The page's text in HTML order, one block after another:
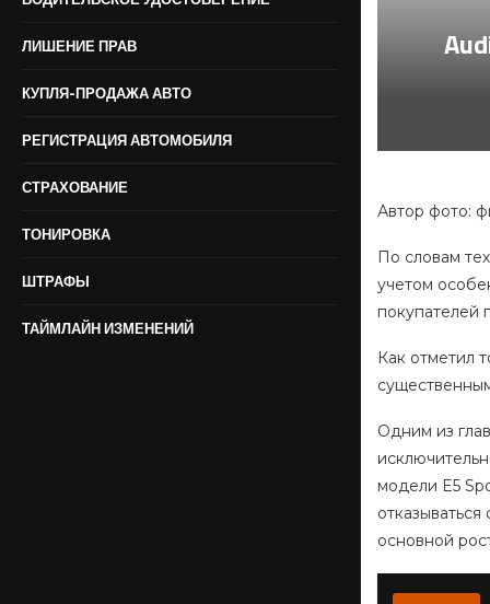
ЛИШЕНИЕ ПРАВ
КУПЛЯ-ПРОДАЖА АВТО
РЕГИСТРАЦИЯ АВТОМОБИЛЯ
СТРАХОВАНИЕ
ТОНИРОВКА
ШТРАФЫ
ТАЙМЛАЙН ИЗМЕНЕНИЙ
Автор фото:
По словам
учетом
покупателей
Как отметил
Одним из
модели E5
основной